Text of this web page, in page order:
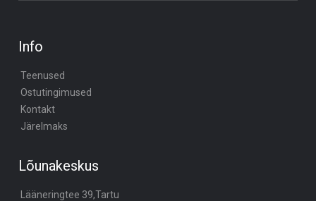
Info
Teenused
Ostutingimused
Kontakt
Järelmaks
Lõunakeskus
Lääneringtee 39,Tartu